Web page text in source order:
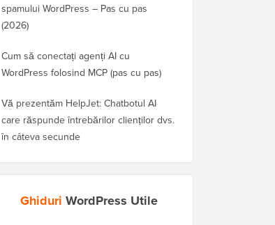
spamului WordPress – Pas cu pas
(2026)
Cum să conectați agenți AI cu
WordPress folosind MCP (pas cu pas)
Vă prezentăm HelpJet: Chatbotul AI
care răspunde întrebărilor clienților dvs.
în câteva secunde
Ghiduri WordPress Utile